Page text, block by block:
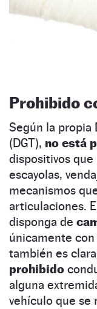
Prohibido
Según la propia
(DGT), no está
dispositivos
escayolas,
mecanismos
articulaciones.
disponga de
únicamente
también es
prohibido
alguna
vehículo que se